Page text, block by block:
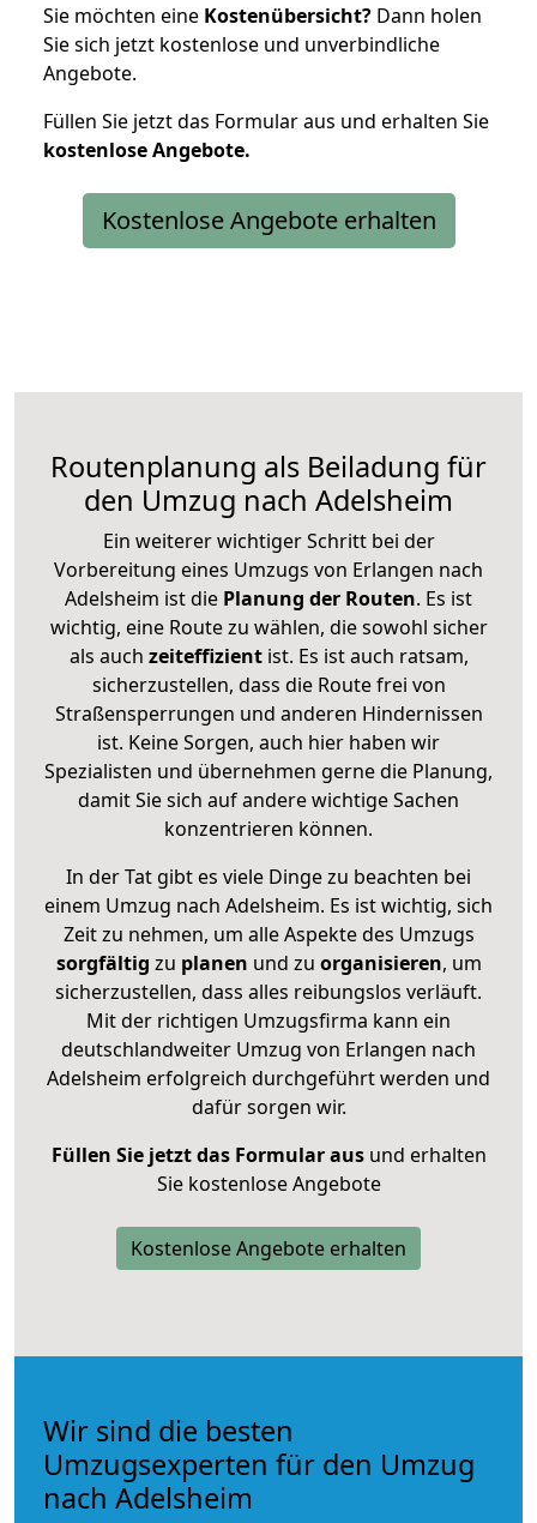
Sie möchten eine Kostenübersicht? Dann holen
Sie sich jetzt kostenlose und unverbindliche
Angebote.
Füllen Sie jetzt das Formular aus und erhalten Sie
kostenloseAngebote.
Kostenlose Angebote erhalten
Routenplanung als Beiladung für
den Umzug nach Adelsheim
Ein weiterer wichtiger Schritt bei der
Vorbereitung eines Umzugs von Erlangen nach
Adelsheim ist die Planung der Routen. Es ist
wichtig, eine Route zu wählen, die sowohl sicher
als auch zeiteffizientist. Es ist auch ratsam,
sicherzustellen, dass die Route frei von
Straßensperrungen und anderen Hindernissen
ist. Keine Sorgen, auch hier haben wir
Spezialisten und übernehmen gerne die Planung,
damit Sie sich auf andere wichtige Sachen
konzentrieren können.
In der Tat gibt es viele Dinge zu beachten bei
einem Umzug nach Adelsheim. Es ist wichtig, sich
Zeit zu nehmen, um alle Aspekte des Umzugs
sorgfältig zu planen und zu organisieren, um
sicherzustellen, dass alles reibungslos verläuft.
Mit der richtigen Umzugsfirma kann ein
deutschlandweiter Umzug von Erlangen nach
Adelsheim erfolgreich durchgeführt werden und
dafür sorgen wir.
Füllen Sie jetzt das Formular ausund erhalten
Sie kostenlose Angebote
Kostenlose Angebote erhalten
Wir sind die besten
Umzugsexperten für den Umzug
nach Adelsheim